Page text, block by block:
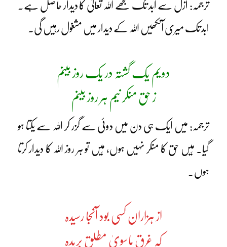
ترجمہ: ازل سے ابد تک مجھے اللہ تعالیٰ کا دیدار حاصل ہے۔
ابد تک میری آنکھیں اللہ کے دیدار میں مشغول رہیں گی۔
دویم یک گشتہ در یک روز بینم
ز حق منکر نیم ہر روز بینم
ترجمہ: میں ایک ہی دن میں دوئی سے گزر کر اللہ سے یکتا ہو
گیا۔ مَیں حق کا منکر نہیں ہوں، مَیں تو ہر روز اللہ کا دیدار کرتا
ہوں۔
از ہزاران کسی بود آنجا رسیدہ
کہ غرق ماسویٰ مطلق بریدہ